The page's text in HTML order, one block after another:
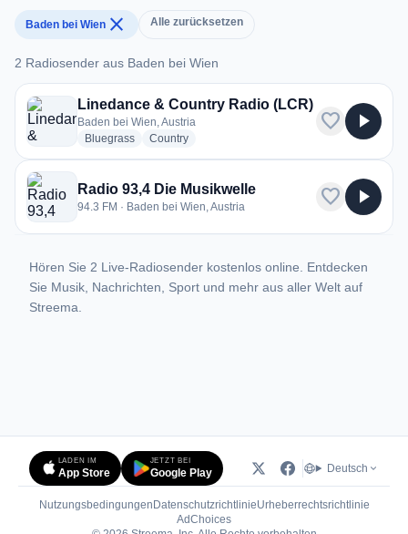
Baden bei Wien close Alle zurücksetzen
2 Radiosender aus Baden bei Wien
2 Radiosender aus Baden bei Wien
Linedance & Country Radio (LCR)
Baden bei Wien, Austria
Bluegrassradio stations
Countryradio stations
favorite play_arrow
Radio 93,4 Die Musikwelle
94.3 FM · Baden bei Wien, Austria favorite play_arrow
Hören Sie 2 Live-Radiosender kostenlos online. Entdecken
Sie Musik, Nachrichten, Sport und mehr aus aller Welt auf
Streema.
LADEN IM
App Store
JETZT BEI
Google Play Deutsch
Nutzungsbedingungen DatenschutzrichtlinieUrheberrechtsrichtlinie
AdChoices(öffnet in neuem Tab)